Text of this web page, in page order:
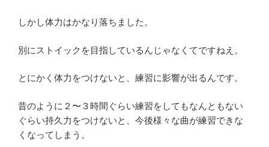
しかし体力はかなり落ちました。
別にストイックを目指しているんじゃなくてですねえ。
とにかく体力をつけないと、練習に影響が出るんです。
昔のように２〜３時間ぐらい練習をしてもなんともない
ぐらい持久力をつけないと、今後様々な曲が練習できな
くなってしまう。